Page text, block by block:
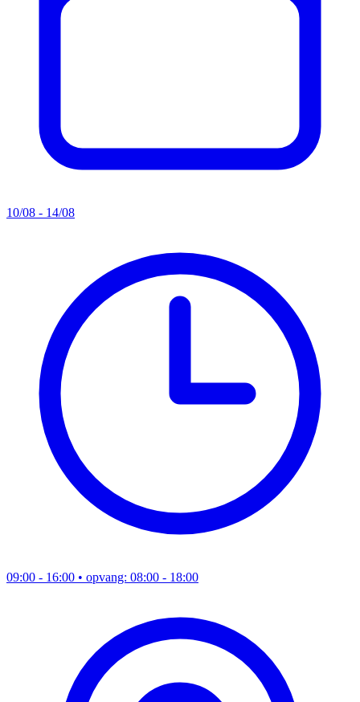
10/08 - 14/08
09:00 - 16:00 • opvang: 08:00 - 18:00